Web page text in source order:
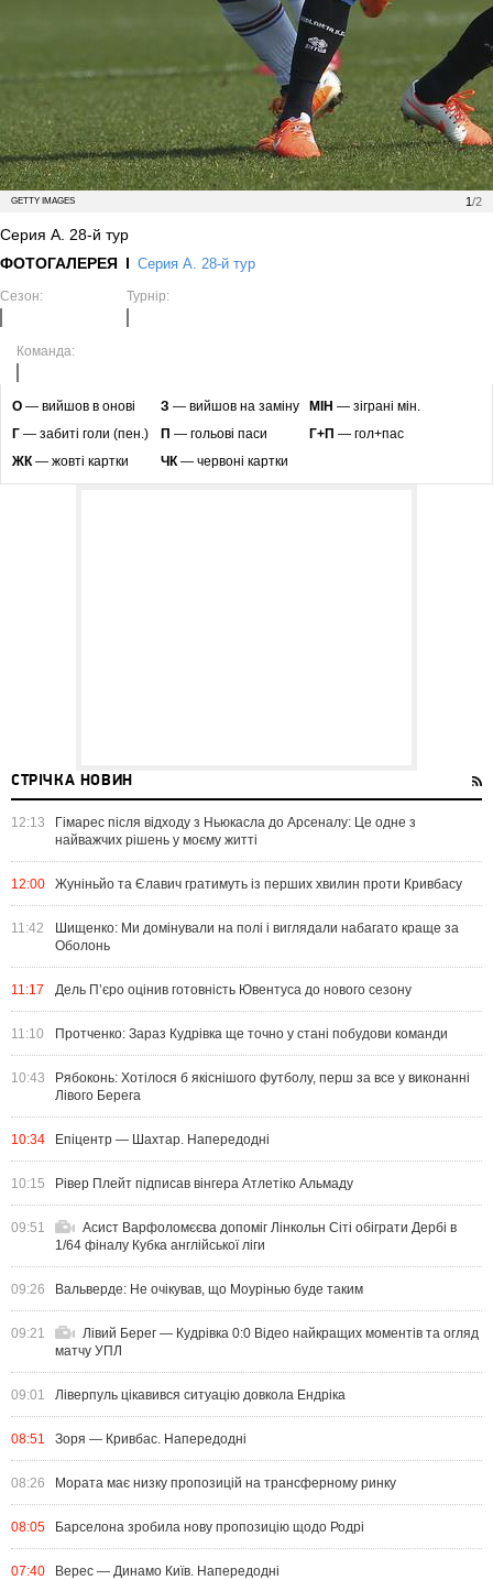
1/2
GETTY IMAGES
Серия А. 28-й тур
ФОТОГАЛЕРЕЯ
Серия А. 28-й тур
Сезон: Турнір:
Команда:
O — вийшов в онові З — вийшов на заміну МІН — зіграні мін.
Г — забиті голи (пен.) П — гольові паси Г+П — гол+пас
ЖК— жовті картки ЧК— червоні картки
СТРІЧКА НОВИН
12:13
Гімарес після відходу з Ньюкасла до Арсеналу: Це одне з
найважчих рішень у моєму житті
12:00 Жуніньйо та Єлавич гратимуть із перших хвилин проти Кривбасу
11:42
Шищенко: Ми домінували на полі і виглядали набагато краще за
Оболонь
11:17 Дель П’єро оцінив готовність Ювентуса до нового сезону
11:10 Протченко: Зараз Кудрівка ще точно у стані побудови команди
10:43
Рябоконь: Хотілося б якіснішого футболу, перш за все у виконанні
Лівого Берега
10:34 Епіцентр — Шахтар. Напередодні
10:15 Рівер Плейт підписав вінгера Атлетіко Альмаду
09:51
Асист Варфоломєєва допоміг Лінкольн Сіті обіграти Дербі в
1/64 фіналу Кубка англійської ліги
09:26 Вальверде: Не очікував, що Моурінью буде таким
09:21
Лівий Берег — Кудрівка 0:0 Відео найкращих моментів та огляд
матчу УПЛ
09:01 Ліверпуль цікавився ситуацію довкола Ендріка
08:51 Зоря — Кривбас. Напередодні
08:26 Мората має низку пропозицій на трансферному ринку
08:05 Барселона зробила нову пропозицію щодо Родрі
07:40 Верес — Динамо Київ. Напередодні